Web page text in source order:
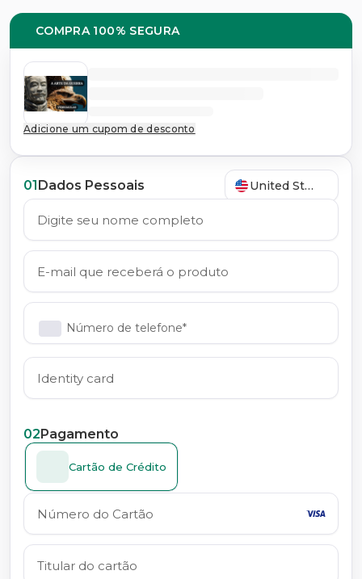
01Dados Pessoais United States
Número de telefone*
02Pagamento
Cartão de Crédito
COMPRA 100% SEGURA
Adicione um cupom de desconto